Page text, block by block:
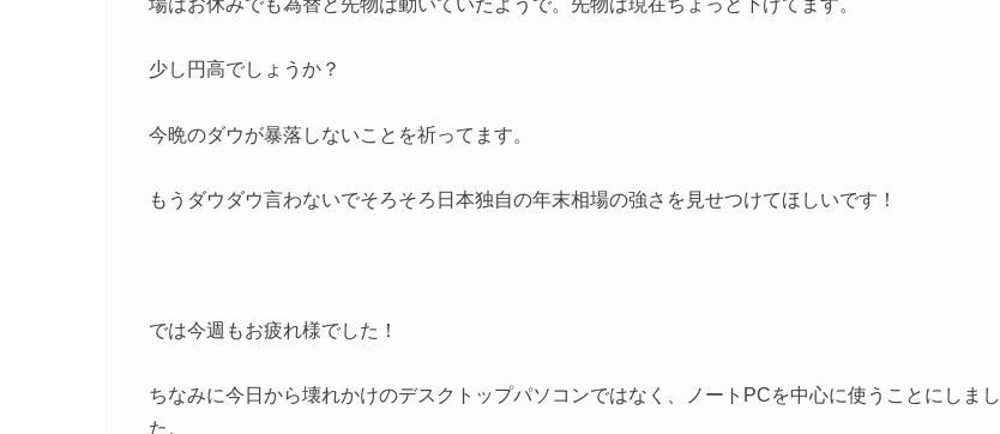
少し円高でしょうか？
今晩のダウが暴落しないことを祈ってます。
もうダウダウ言わないでそろそろ日本独自の年末相場の強さを見せつけてほしいです！
では今週もお疲れ様でした！
ちなみに今日から壊れかけのデスクトップパソコンではなく、ノートPCを中心に使うことにしまし
た。